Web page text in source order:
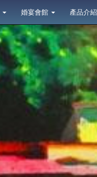
婚宴會館 產品介紹